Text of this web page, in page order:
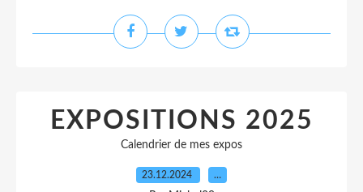
EXPOSITIONS 2025
Calendrier de mes expos
23.12.2024 …